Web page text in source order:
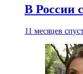
В России
11 месяцев